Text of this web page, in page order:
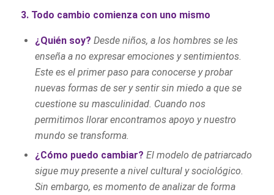
3. Todo cambio comienza con uno mismo
¿Quién soy? Desde niños, a los hombres se les
enseña a no expresar emociones y sentimientos.
Este es el primer paso para conocerse y probar
nuevas formas de ser y sentir sin miedo a que se
cuestione su masculinidad. Cuando nos
permitimos llorar encontramos apoyo y nuestro
mundo se transforma.
¿Cómo puedo cambiar? El modelo de patriarcado
sigue muy presente a nivel cultural y sociológico.
Sin embargo, es momento de analizar de forma